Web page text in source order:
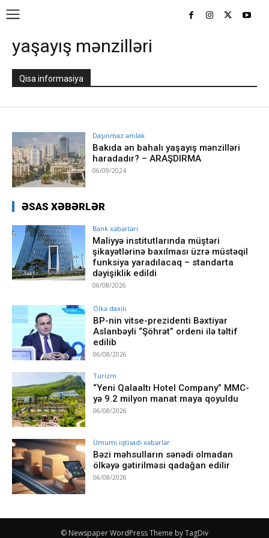
yaşayış mənzilləri
Qisa informasiya
Daşınmaz əmlak
Bakıda ən bahalı yaşayış mənzilləri
haradadır? – ARAŞDIRMA
06/09/2024
ƏSAS XƏBƏRLƏR
Bank xəbərləri
Maliyyə institutlarında müştəri
şikayətlərinə baxılması üzrə müstəqil
funksiya yaradılacaq – standarta
dəyişiklik edildi
06/08/2026
Ölkə daxili
BP-nin vitse-prezidenti Bəxtiyar
Aslanbəyli “Şöhrət” ordeni ilə təltif
edilib
06/08/2026
Turizm
“Yeni Qalaaltı Hotel Company” MMC-
yə 9.2 milyon manat maya qoyuldu
06/08/2026
Ümumi iqtisadi xəbərlər
Bəzi məhsulların sənədi olmadan
ölkəyə gətirilməsi qadağan edilir
06/08/2026
© Newspaper WordPress Theme by TagDiv